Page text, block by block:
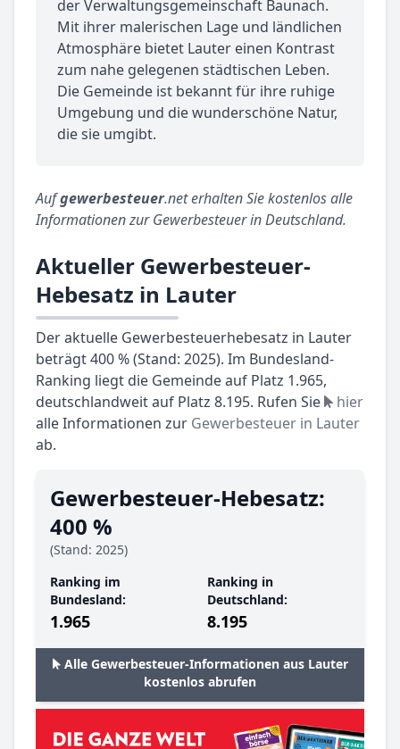
der Verwaltungsgemeinschaft Baunach.
Mit ihrer malerischen Lage und ländlichen
Atmosphäre bietet Lauter einen Kontrast
zum nahe gelegenen städtischen Leben.
Die Gemeinde ist bekannt für ihre ruhige
Umgebung und die wunderschöne Natur,
die sie umgibt.
Aufgewerbesteuer.net erhalten Sie kostenlos alle
Informationen zur Gewerbesteuer in Deutschland.
Aktueller Gewerbesteuer-
Hebesatz in Lauter
Der aktuelle Gewerbesteuerhebesatz in Lauter
beträgt 400 % (Stand: 2025). Im Bundesland-
Ranking liegt die Gemeinde auf Platz 1.965,
deutschlandweit auf Platz 8.195. Rufen Sie
hier
alle Informationen zur Gewerbesteuer in Lauter
ab.
Gewerbesteuer-Hebesatz:
400 %
(Stand: 2025)
Ranking im
Bundesland:
1.965
Ranking in
Deutschland:
8.195
Alle Gewerbesteuer-Informationen aus Lauter
kostenlos abrufen